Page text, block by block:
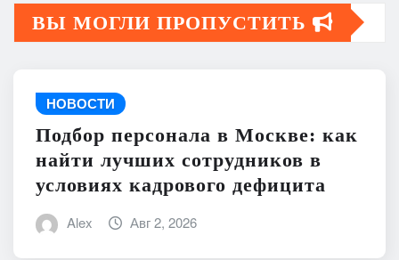
ВЫ МОГЛИ ПРОПУСТИТЬ
НОВОСТИ
Подбор персонала в Москве: как
найти лучших сотрудников в
условиях кадрового дефицита
Alex Авг 2, 2026